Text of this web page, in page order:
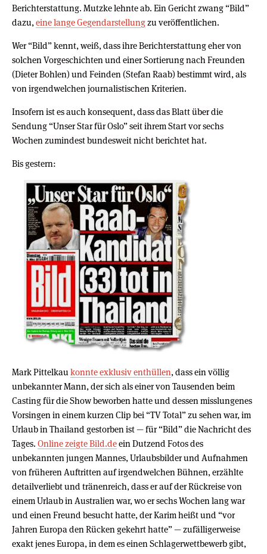
Berichterstattung. Mutzke lehnte ab. Ein Gericht zwang “Bild”
dazu, eine lange Gegendarstellung zu veröffentlichen.
Wer “Bild” kennt, weiß, dass ihre Berichterstattung eher von
solchen Vorgeschichten und einer Sortierung nach Freunden
(Dieter Bohlen) und Feinden (Stefan Raab) bestimmt wird, als
von irgendwelchen journalistischen Kriterien.
Insofern ist es auch konsequent, dass das Blatt über die
Sendung “Unser Star für Oslo” seit ihrem Start vor sechs
Wochen zumindest bundesweit nicht berichtet hat.
Bis gestern:
Mark Pittelkau konnte exklusiv enthüllen, dass ein völlig
unbekannter Mann, der sich als einer von Tausenden beim
Casting für die Show beworben hatte und dessen misslungenes
Vorsingen in einem kurzen Clip bei “TV Total” zu sehen war, im
Urlaub in Thailand gestorben ist — für “Bild” die Nachricht des
Tages. Online zeigte Bild.deein Dutzend Fotos des
unbekannten jungen Mannes, Urlaubsbilder und Aufnahmen
von früheren Auftritten auf irgendwelchen Bühnen, erzählte
detailverliebt und tränenreich, dass er auf der Rückreise von
einem Urlaub in Australien war, wo er sechs Wochen lang war
und einen Freund besucht hatte, der Karim heißt und “vor
Jahren Europa den Rücken gekehrt hatte” — zufälligerweise
exakt jenes Europa, in dem es einen Schlagerwettbewerb gibt,